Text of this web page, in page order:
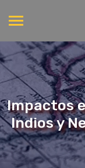
Impactos
Indios y